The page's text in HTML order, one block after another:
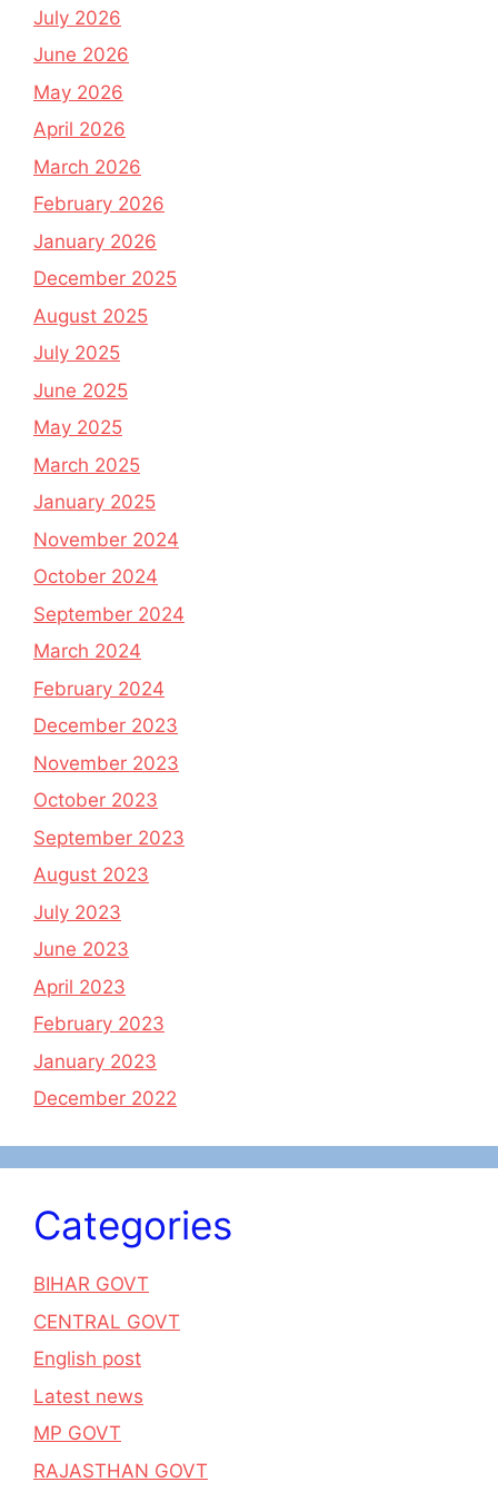
July 2026
June 2026
May 2026
April 2026
March 2026
February 2026
January 2026
December 2025
August 2025
July 2025
June 2025
May 2025
March 2025
January 2025
November 2024
October 2024
September 2024
March 2024
February 2024
December 2023
November 2023
October 2023
September 2023
August 2023
July 2023
June 2023
April 2023
February 2023
January 2023
December 2022
Categories
BIHAR GOVT
CENTRAL GOVT
English post
Latest news
MP GOVT
RAJASTHAN GOVT